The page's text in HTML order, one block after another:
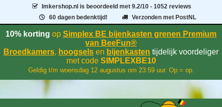
Imkershop.nl is beoordeeld met9.2/10 - 1052 reviews
60 dagen bedenktijd!
Verzonden met PostNL
10% korting op Simplex BE bijenkasten grenen Premium
van BeeFun®
Broedkamers, hoogsels en bijenkasten tijdelijk voordeliger
met codeSIMPLEXBE10
Geldig t/m woensdag 12 augustus om 23:59 uur. Op = op.